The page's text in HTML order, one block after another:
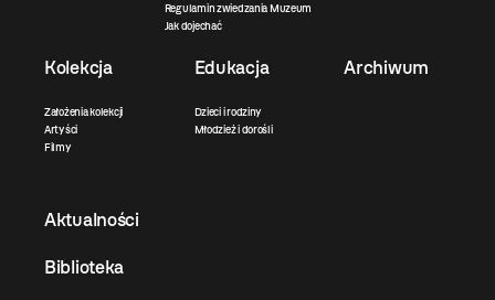
Regulamin zwiedzania Muzeum
Jak dojechać
Kolekcja
Założenia kolekcji
Artyści
Filmy
Edukacja
Dzieci i rodziny
Młodzież i dorośli
Archiwum
Aktualności
Biblioteka